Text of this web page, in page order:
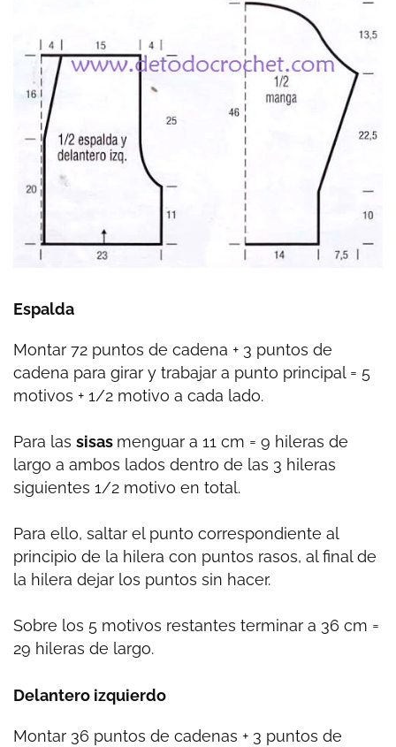
Espalda
Montar 72 puntos de cadena + 3 puntos de
cadena para girar y trabajar a punto principal = 5
motivos + 1/2 motivo a cada lado.
Para las sisas menguar a 11 cm = 9 hileras de
largo a ambos lados dentro de las 3 hileras
siguientes 1/2 motivo en total.
Para ello, saltar el punto correspondiente al
principio de la hilera con puntos rasos, al final de
la hilera dejar los puntos sin hacer.
Sobre los 5 motivos restantes terminar a 36 cm =
29 hileras de largo.
Delantero izquierdo
Montar 36 puntos de cadenas + 3 puntos de